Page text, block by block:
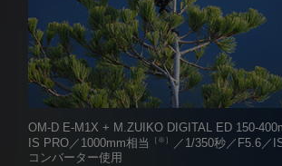
OM-D E-M1X + M.ZUIKO DIGITAL ED 150-
IS PRO／1000mm相当
［※］
／1/350秒／F5.6／
コンバーター使用